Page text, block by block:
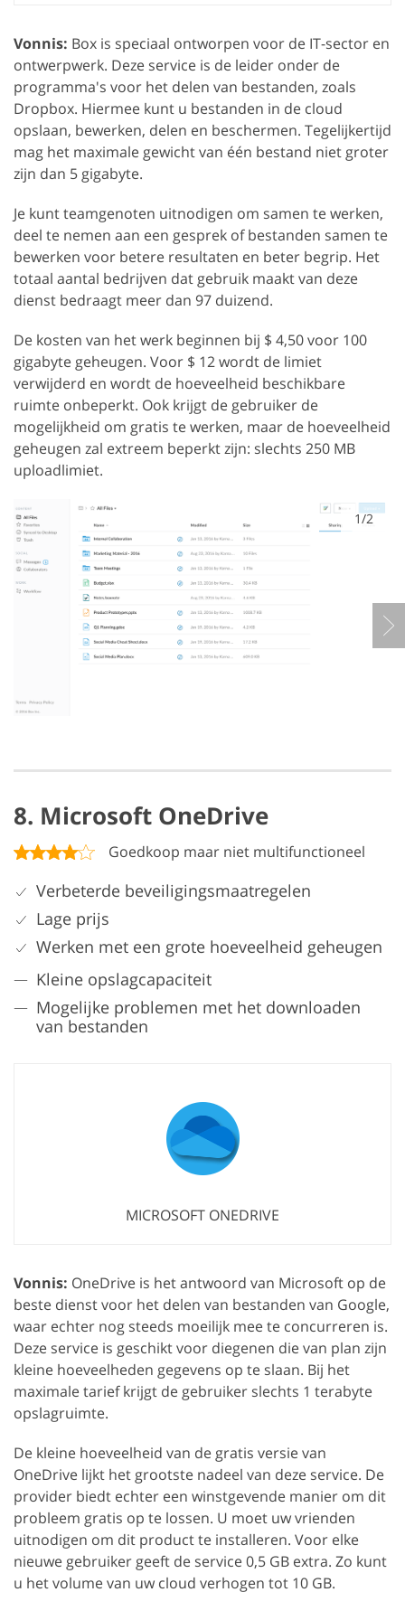
Vonnis: Box is speciaal ontworpen voor de IT-sector en
ontwerpwerk. Deze service is de leider onder de
programma's voor het delen van bestanden, zoals
Dropbox. Hiermee kunt u bestanden in de cloud
opslaan, bewerken, delen en beschermen. Tegelijkertijd
mag het maximale gewicht van één bestand niet groter
zijn dan 5 gigabyte.
Je kunt teamgenoten uitnodigen om samen te werken,
deel te nemen aan een gesprek of bestanden samen te
bewerken voor betere resultaten en beter begrip. Het
totaal aantal bedrijven dat gebruik maakt van deze
dienst bedraagt meer dan 97 duizend.
De kosten van het werk beginnen bij $ 4,50 voor 100
gigabyte geheugen. Voor $ 12 wordt de limiet
verwijderd en wordt de hoeveelheid beschikbare
ruimte onbeperkt. Ook krijgt de gebruiker de
mogelijkheid om gratis te werken, maar de hoeveelheid
geheugen zal extreem beperkt zijn: slechts 250 MB
uploadlimiet.
1/2
8. Microsoft OneDrive
Goedkoop maar niet multifunctioneel
Verbeterde beveiligingsmaatregelen
Lage prijs
Werken met een grote hoeveelheid geheugen
Kleine opslagcapaciteit
Mogelijke problemen met het downloaden
van bestanden
MICROSOFT ONEDRIVE
Vonnis: OneDrive is het antwoord van Microsoft op de
beste dienst voor het delen van bestanden van Google,
waar echter nog steeds moeilijk mee te concurreren is.
Deze service is geschikt voor diegenen die van plan zijn
kleine hoeveelheden gegevens op te slaan. Bij het
maximale tarief krijgt de gebruiker slechts 1 terabyte
opslagruimte.
De kleine hoeveelheid van de gratis versie van
OneDrive lijkt het grootste nadeel van deze service. De
provider biedt echter een winstgevende manier om dit
probleem gratis op te lossen. U moet uw vrienden
uitnodigen om dit product te installeren. Voor elke
nieuwe gebruiker geeft de service 0,5 GB extra. Zo kunt
u het volume van uw cloud verhogen tot 10 GB.